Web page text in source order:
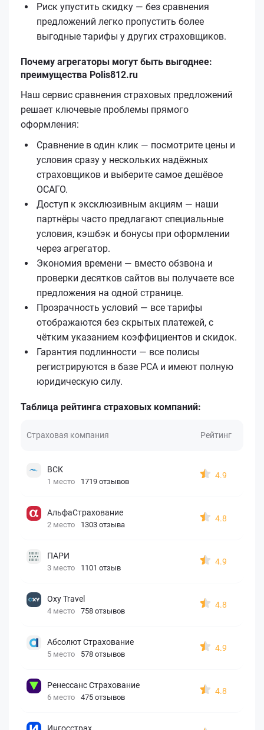
Риск упустить скидку — без сравнения
предложений легко пропустить более
выгодные тарифы у других страховщиков.
Почему агрегаторы могут быть выгоднее:
преимущества Polis812.ru
Наш сервис сравнения страховых предложений
решает ключевые проблемы прямого
оформления:
Сравнение в один клик — посмотрите цены и
условия сразу у нескольких надёжных
страховщиков и выберите самое дешёвое
ОСАГО.
Доступ к эксклюзивным акциям — наши
партнёры часто предлагают специальные
условия, кэшбэк и бонусы при оформлении
через агрегатор.
Экономия времени — вместо обзвона и
проверки десятков сайтов вы получаете все
предложения на одной странице.
Прозрачность условий — все тарифы
отображаются без скрытых платежей, с
чётким указанием коэффициентов и скидок.
Гарантия подлинности — все полисы
регистрируются в базе РСА и имеют полную
юридическую силу.
Таблица рейтинга страховых компаний:
Страховая компания Рейтинг
ВСК
1 место 1719 отзывов
4.9
АльфаСтрахование
2 место 1303 отзыва
4.8
ПАРИ
3 место 1101 отзыв
4.9
Oxy Travel
4 место 758 отзывов
4.8
Абсолют Страхование
5 место 578 отзывов
4.9
Ренессанс Страхование
6 место 475 отзывов
4.8
Ингосстрах